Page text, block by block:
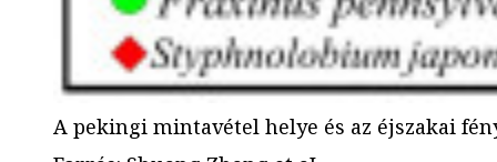
A pekingi mintavétel helye és az éjszakai